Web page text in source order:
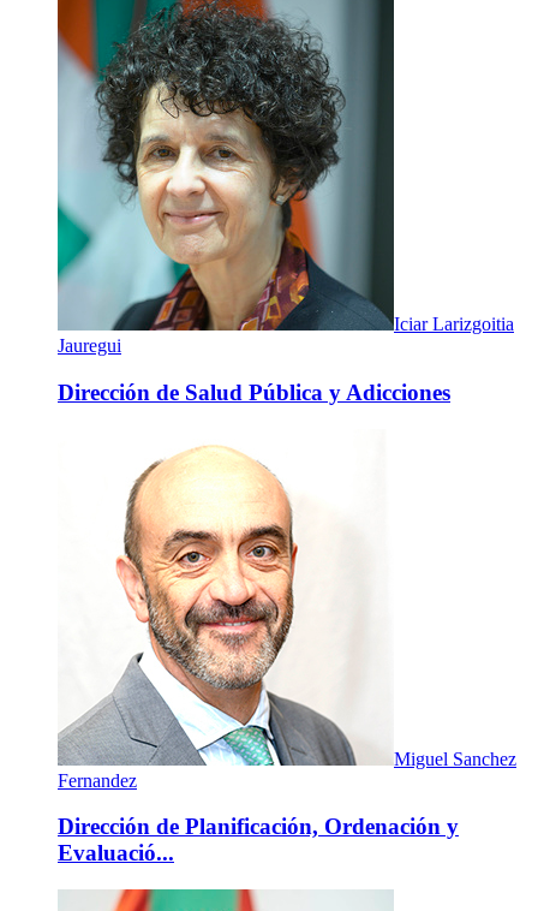
Iciar Larizgoitia
Jauregui
Dirección de Salud Pública y Adicciones
Miguel Sanchez
Fernandez
Dirección de Planificación, Ordenación y
Evaluació...